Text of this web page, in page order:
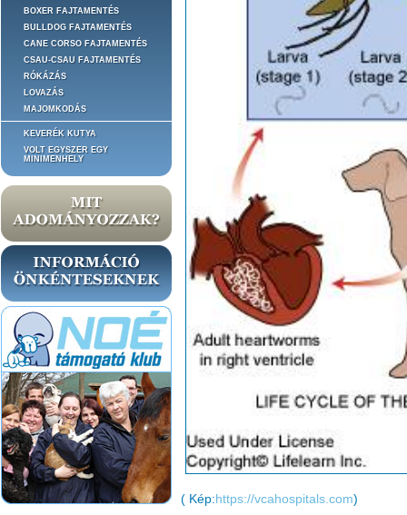
BOXER FAJTAMENTÉS
BULLDOG FAJTAMENTÉS
CANE CORSO FAJTAMENTÉS
CSAU-CSAU FAJTAMENTÉS
RÓKÁZÁS
LOVAZÁS
MAJOMKODÁS
KEVERÉK KUTYA
VOLT EGYSZER EGY
MINIMENHELY
( Kép: https://vcahospitals.com)